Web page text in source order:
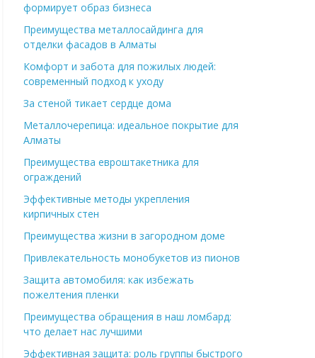
формирует образ бизнеса
Преимущества металлосайдинга для
отделки фасадов в Алматы
Комфорт и забота для пожилых людей:
современный подход к уходу
За стеной тикает сердце дома
Металлочерепица: идеальное покрытие для
Алматы
Преимущества евроштакетника для
ограждений
Эффективные методы укрепления
кирпичных стен
Преимущества жизни в загородном доме
Привлекательность монобукетов из пионов
Защита автомобиля: как избежать
пожелтения пленки
Преимущества обращения в наш ломбард:
что делает нас лучшими
Эффективная защита: роль группы быстрого